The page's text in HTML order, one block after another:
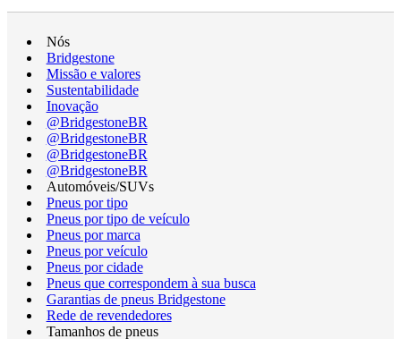
Nós
Bridgestone
Missão e valores
Sustentabilidade
Inovação
@BridgestoneBR
@BridgestoneBR
@BridgestoneBR
@BridgestoneBR
Automóveis/SUVs
Pneus por tipo
Pneus por tipo de veículo
Pneus por marca
Pneus por veículo
Pneus por cidade
Pneus que correspondem à sua busca
Garantias de pneus Bridgestone
Rede de revendedores
Tamanhos de pneus